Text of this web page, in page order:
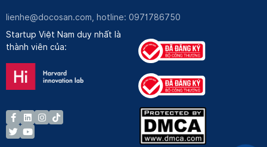
lienhe@docosan.com , hotline: 0971786750
Startup Việt Nam duy nhất là
thành viên của: